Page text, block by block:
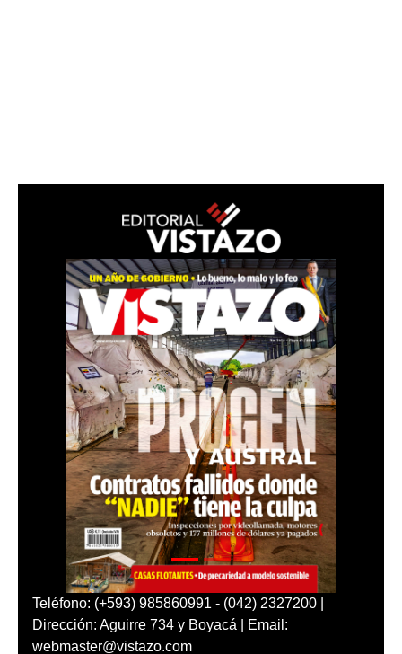
Teléfono: (+593) 985860991 - (042) 2327200 |
Dirección: Aguirre 734 y Boyacá | Email:
webmaster@vistazo.com